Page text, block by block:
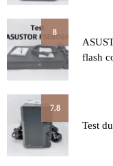
8
flash
7.8
Test